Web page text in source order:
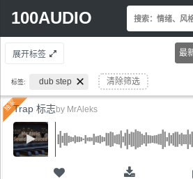
100AUDIO
Search
展开标签
标签: dub step 清除筛选
最
Trap 标志by MrAleks